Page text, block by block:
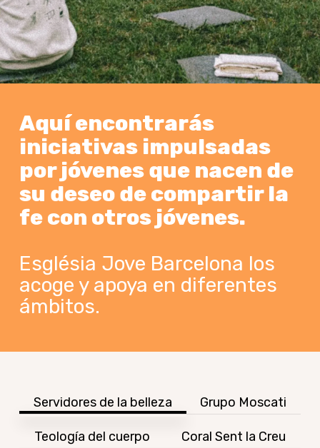
Aquí encontrarás
iniciativas impulsadas
por jóvenes que nacen de
su deseo de compartir la
fe con otros jóvenes.
Església Jove Barcelona los
acoge y apoya en diferentes
ámbitos.
Servidores de la belleza Grupo Moscati
Teología del cuerpo Coral Sent la Creu